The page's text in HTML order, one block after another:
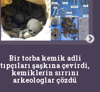
Bir torba kemik adli
tıpçıları şaşkına çevirdi,
kemiklerin sırrını
arkeologlar çözdü